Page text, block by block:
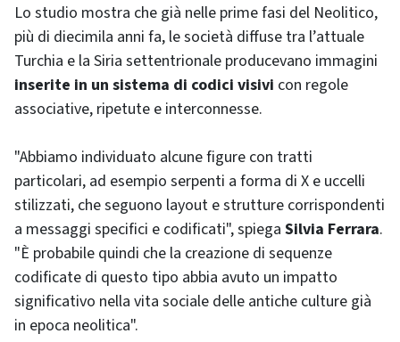
Lo studio mostra che già nelle prime fasi del Neolitico,
più di diecimila anni fa, le società diffuse tra l’attuale
Turchia e la Siria settentrionale producevano immagini
inserite in un sistema di codici visivi con regole
associative, ripetute e interconnesse.
"Abbiamo individuato alcune figure con tratti
particolari, ad esempio serpenti a forma di X e uccelli
stilizzati, che seguono layout e strutture corrispondenti
a messaggi specifici e codificati", spiega Silvia Ferrara.
"È probabile quindi che la creazione di sequenze
codificate di questo tipo abbia avuto un impatto
significativo nella vita sociale delle antiche culture già
in epoca neolitica".